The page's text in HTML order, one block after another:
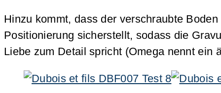
Hinzu kommt, dass der verschraubte
Positionierung sicherstellt, sodass die
Liebe zum Detail spricht (Omega nennt ein